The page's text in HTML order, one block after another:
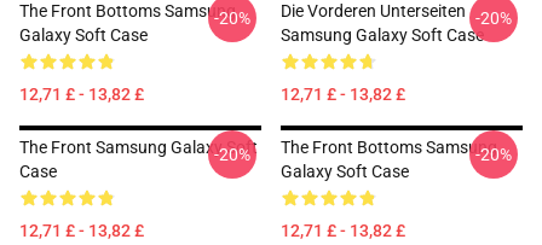
The Front Bottoms Samsung
Galaxy Soft Case
12,71 £ - 13,82 £
-20%
Die Vorderen Unterseiten
Samsung Galaxy Soft Case
12,71 £ - 13,82 £
-20%
The Front Samsung Galaxy Soft
Case
12,71 £ - 13,82 £
-20%
The Front Bottoms Samsung
Galaxy Soft Case
12,71 £ - 13,82 £
-20%